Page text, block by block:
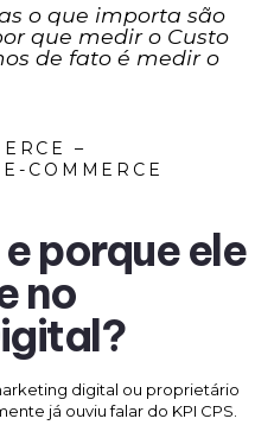
o que importa são
que medir o Custo
de fato é medir o
–
COMMERCE
e porque ele
no
digital ou proprietário
já ouviu falar do KPI CPS.